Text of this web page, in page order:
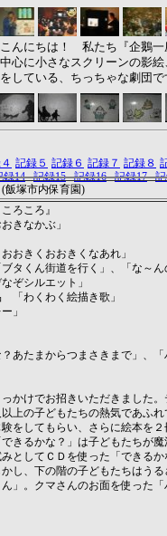
飯塚市内保育園)
ろころ』
きなかぶ」
おきくおおきくなあれ」
タくん街道を行く」、「な～ん
ぞシルエット」
「わくわく絵描き歌」
ー」
あたまからつまさきまで」、
かけでお招きいただきました
上の子どもたちの熱気であふ
をしてもらい、さらに絵本を
きるかな？」は子どもたちが
としてＣＤを使った「できる
し、下の階の子どもたちはう
」。クマさんのお面を使った
こんにちは！ 私たち『企鵝一
中心に小さなスクリーンの影
をしている、ちっちゃな劇団で
記録17
記録16
記録15
録14
記録８
記録７
記録６
記録５